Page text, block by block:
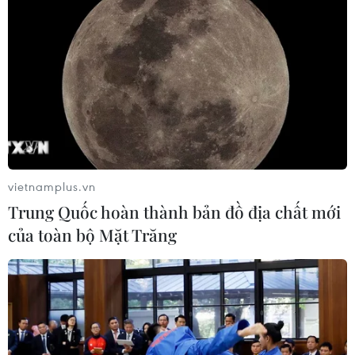
vietnamplus.vn
Trung Quốc hoàn thành bản đồ địa chất mới
của toàn bộ Mặt Trăng